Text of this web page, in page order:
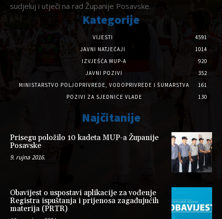
sudjeluj i utječi na rad Županije Posavske.
Kategorije
VIJESTI
4591
JAVNI NATJEČAJI
1014
IZVJEŠĆA MUP-A
920
JAVNI POZIVI
352
MINISTARSTVO POLJOPRIVREDE, VODOPRIVREDE I ŠUMARSTVA
161
POZIVI ZA SJEDNICE VLADE
130
Najčitanije
Prisegu položilo 10 kadeta MUP-a Županije
Posavske
9. rujna 2016.
Obavijest o uspostavi aplikacije za vođenje
Registra ispuštanja i prijenosa zagađujućih
materija (PRTR)